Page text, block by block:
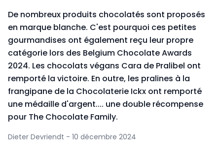
De nombreux produits chocolatés sont proposés
en marque blanche. C'est pourquoi ces petites
gourmandises ont également reçu leur propre
catégorie lors des Belgium Chocolate Awards
2024. Les chocolats végans Cara de Pralibel ont
remporté la victoire. En outre, les pralines à la
frangipane de la Chocolaterie Ickx ont remporté
une médaille d'argent.... une double récompense
pour The Chocolate Family.
Dieter Devriendt - 10 décembre 2024